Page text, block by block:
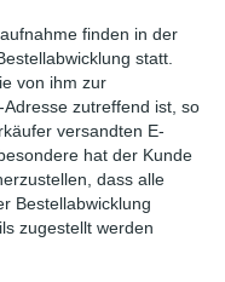
finden in der
statt.
von ihm zur
zutreffend ist, so
versandten E-
hat der Kunde
dass alle
Bestellabwicklung
zugestellt werden